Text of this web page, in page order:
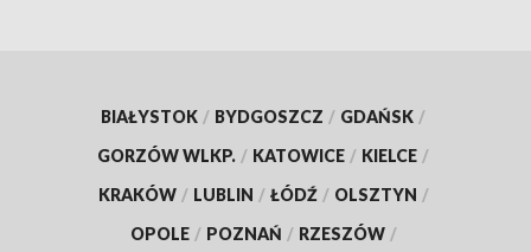
BIAŁYSTOK / BYDGOSZCZ / GDAŃSK /
GORZÓW WLKP. / KATOWICE / KIELCE /
KRAKÓW / LUBLIN / ŁÓDŹ / OLSZTYN /
OPOLE / POZNAŃ / RZESZÓW /